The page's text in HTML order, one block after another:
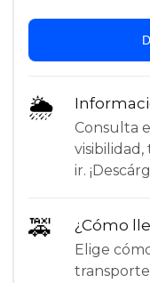
🌦
Consulta
ir.
🚕 ¿Cómo
Elige